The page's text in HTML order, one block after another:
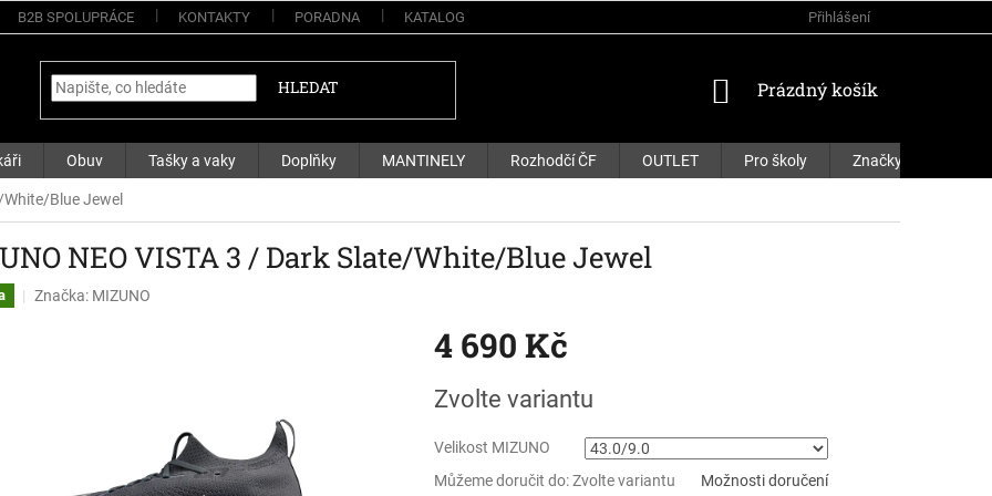
B2B SPOLUPRÁCE KONTAKTY PORADNA KATALOG Přihlášení
HLEDAT
NÁKUPNÍ
Prázdný košík
Obuv Tašky a vaky Doplňky MANTINELY Rozhodčí ČF OUTLET Pro školy Značky
White/Blue Jewel
NEO VISTA 3 / Dark Slate/White/Blue Jewel
Značka: MIZUNO
4 690 Kč
cena:
Zvolte variantu
Velikost MIZUNO
Můžeme doručit do: Zvolte variantu Možnosti doručení